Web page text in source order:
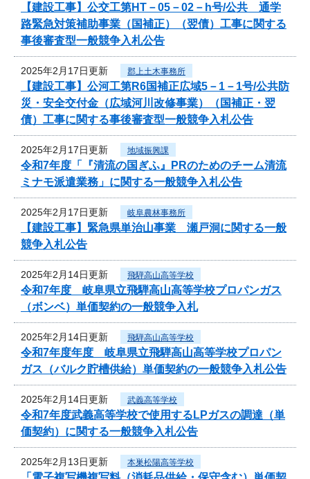
【建設工事】公交工第HT－05－02－h号/公共 通学
路緊急対策補助事業（国補正）（翌債）工事に関する
事後審査型一般競争入札公告
2025年2月17日更新 郡上土木事務所
【建設工事】公河工第R6国補正広域5－1－1号/公共防
災・安全交付金（広域河川改修事業）（国補正・翌
債）工事に関する事後審査型一般競争入札公告
2025年2月17日更新 地域振興課
令和7年度「『清流の国ぎふ』PRのためのチーム清流
ミナモ派遣業務」に関する一般競争入札公告
2025年2月17日更新 岐阜農林事務所
【建設工事】緊急県単治山事業 瀬戸洞に関する一般
競争入札公告
2025年2月14日更新 飛騨高山高等学校
令和7年度 岐阜県立飛騨高山高等学校プロパンガス
（ボンベ）単価契約の一般競争入札
2025年2月14日更新 飛騨高山高等学校
令和7年度年度 岐阜県立飛騨高山高等学校プロパン
ガス（バルク貯槽供給）単価契約の一般競争入札公告
2025年2月14日更新 武義高等学校
令和7年度武義高等学校で使用するLPガスの調達（単
価契約）に関する一般競争入札公告
2025年2月13日更新 本巣松陽高等学校